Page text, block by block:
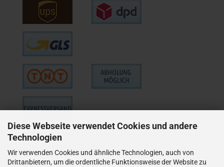
Diese Webseite verwendet Cookies und andere
Technologien
Wir verwenden Cookies und ähnliche Technologien, auch von
Drittanbietern, um die ordentliche Funktionsweise der Website zu
WIE VERSENDEN NUR ALS VERSICHERTES PAKET,
BZW. BEI GRÖSSEREN
LIEFERUNGEN ALS VERSICHERTER